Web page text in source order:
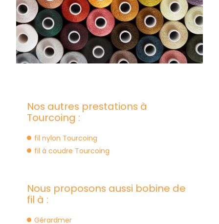
Nos autres prestations à
Tourcoing :
fil nylon Tourcoing
fil à coudre Tourcoing
Nous proposons aussi bobine de
fil à :
Gérardmer